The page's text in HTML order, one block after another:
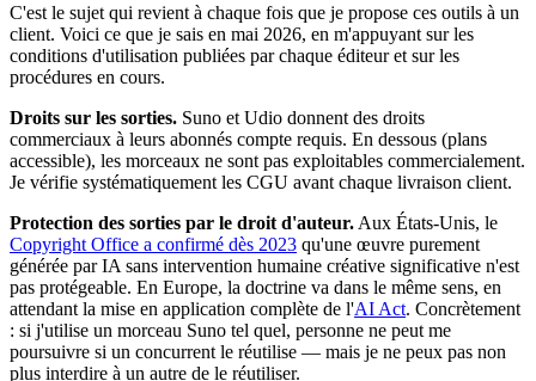
C'est le sujet qui revient à chaque fois que je propose ces outils à un
client. Voici ce que je sais en mai 2026, en m'appuyant sur les
conditions d'utilisation publiées par chaque éditeur et sur les
procédures en cours.
Droits sur les sorties. Suno et Udio donnent des droits
commerciaux à leurs abonnés compte requis. En dessous (plans
accessible), les morceaux ne sont pas exploitables commercialement.
Je vérifie systématiquement les CGU avant chaque livraison client.
Protection des sorties par le droit d'auteur. Aux États-Unis, le
Copyright Office a confirmé dès 2023 qu'une œuvre purement
générée par IA sans intervention humaine créative significative n'est
pas protégeable. En Europe, la doctrine va dans le même sens, en
attendant la mise en application complète de l'AI Act. Concrètement
: si j'utilise un morceau Suno tel quel, personne ne peut me
poursuivre si un concurrent le réutilise — mais je ne peux pas non
plus interdire à un autre de le réutiliser.